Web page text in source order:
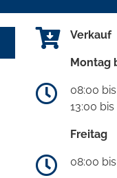
Verkauf
Montag
08:00
13:00
Freitag
08:00